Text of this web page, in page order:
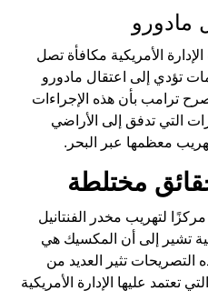
مادورو
الأمريكية مكافأة تصل
تؤدي إلى اعتقال مادورو
ترامب بأن هذه الإجراءات
التي تدفق إلى الأراضي
معظمها عبر البحر.
مختلطة
لتهريب مخدر الفنتانيل
تشير إلى أن المكسيك هي
التصريحات تثير العديد من
تعتمد عليها الإدارة الأمريكية